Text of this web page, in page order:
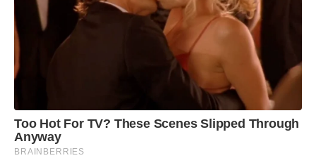
Too Hot For TV? These Scenes Slipped Through
Anyway
BRAINBERRIES